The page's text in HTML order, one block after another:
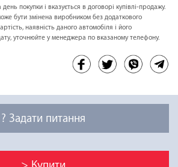
покупки і вказується в договорі купівлі-продажу.
бути змінена виробником без додаткового
наявність даного автомобіля і його
уточнюйте у менеджера по вказаному телефону.
? Задати питання